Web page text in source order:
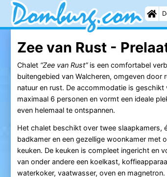
Zee van Rust -
Chalet “Zee van Rust”is een comfortabel
buitengebied van Walcheren, omgeven door
natuur en rust. De accommodatie is geschikt
maximaal 6 personen en vormt een ideale
even helemaal te ontspannen.
Het chalet beschikt over twee slaapkamers,
badkamer en een gezellige woonkamer met
keuken. De keuken is compleet ingericht en
van onder andere een koelkast,
waterkoker, vaatwasser, oven en magnetron.